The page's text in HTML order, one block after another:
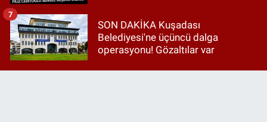
SON DAKİKA Kuşadası
Belediyesi'ne üçüncü dalga
operasyonu! Gözaltılar var
7